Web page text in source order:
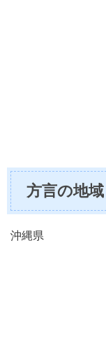
方言の地域
沖縄県